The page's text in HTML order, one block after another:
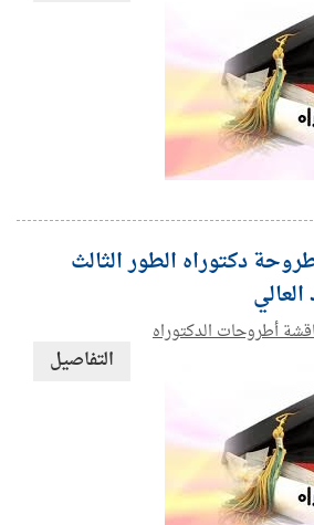
دكتوراه الطور الثالث
أطروحات الدكتوراه
التفاصيل